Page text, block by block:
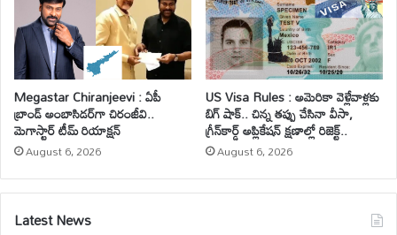
Megastar Chiranjeevi : ఏపీ
బ్రాండ్ అంబాసిడర్‌గా చిరంజీవి..
మెగాస్టార్ టీమ్ రియాక్షన్
August 6, 2026
US Visa Rules : అమెరికా వెళ్లేవాళ్లకు
బిగ్ షాక్.. చిన్న తప్పు చేసినా వీసా,
గ్రీన్‌కార్డ్ అప్లికేషన్ క్షణాల్లో రిజెక్ట్..
August 6, 2026
Latest News